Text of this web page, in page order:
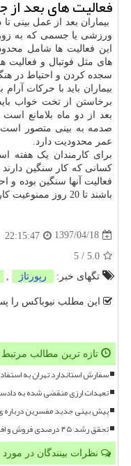
فعالیت های بعد
بیماران بعد از عمل بینی
ورزشی یا جسمی که به زور
این فعالیت ها شامل
های مثل فوتبال و
سجده کردن و احتیاط در
بیماران باید با حرکات
برخاستن از تخت خواب
بعد از دو ماه بلامانع
صدمه به بینی متصور
عمر محدودیت دارد.
برای کارمندان یک هفته
کسانی که کار سنگین دارند
باشند تا 20 روز ممنوعیت کاری توصیه می گردد.
1397/04/18
22:15:47
5.0
/
5
تگهای خبر:
رپورتاژ
این مطلب نیوباکس را
تازه ترین مطالب مرتبط
سفارش استاندارد تهران به
تعهدات ارزی منقضی شده به
پیش بینی جدید مفسرین درباره ی
تحقق رشد ۴۵ درصدی فروش و افزایش ۱۰ درصدی تولید
نظرات بینندگان در